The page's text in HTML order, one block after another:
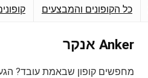
כל הקופונים והמבצעים
Anker אנקר
מחפשים קופון שבאמת עובד?